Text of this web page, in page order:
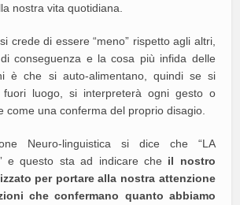
nostra vita quotidiana.
crede di essere “meno” rispetto agli altri,
conseguenza e la cosa più infida delle
è che si auto-alimentano, quindi se si
luogo, si interpreterà ogni gesto o
come una conferma del proprio disagio.
Neuro-linguistica si dice che “LA
e questo sta ad indicare che il nostro
per portare alla nostra attenzione
che confermano quanto abbiamo